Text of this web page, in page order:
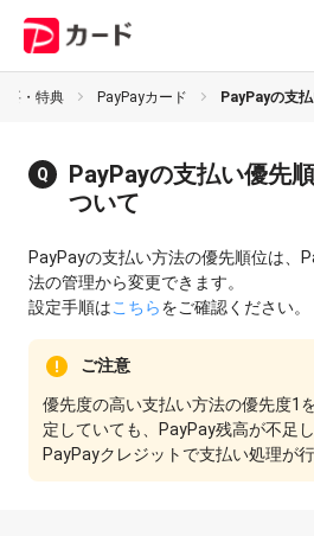
要・特典 PayPayカード PayPayの支
PayPayの支払い優先
ついて
PayPayの支払い方法の優先順位は、
法の管理から変更できます。
設定手順はこちらをご確認ください。
ご注意
優先度の高い支払い方法の優先度1
定していても、PayPay残高が不足
PayPayクレジットで支払い処理が行